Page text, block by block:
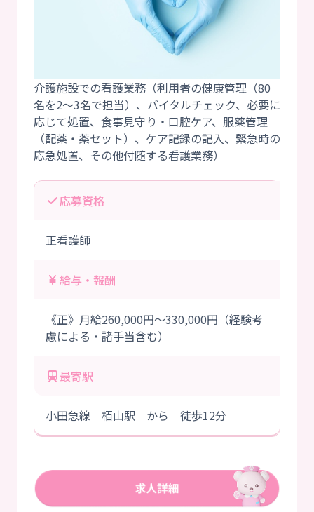
介護施設での看護業務（利用者の健康管理（80
名を2～3名で担当）、バイタルチェック、必要に
応じて処置、食事見守り・口腔ケア、服薬管理
（配薬・薬セット）、ケア記録の記入、緊急時の
応募資格
正看護師
給与・報酬
《正》月給260,000円～330,000円（経験考
慮による・諸手当含む）
最寄駅
小田急線 栢山駅 から 徒歩12分